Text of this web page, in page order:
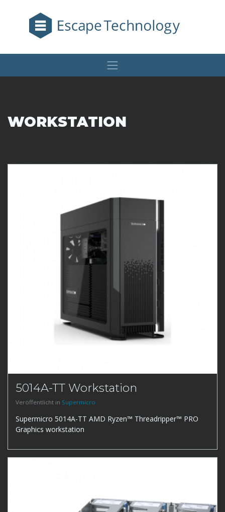
WORKSTATION
5014A-TT Workstation
Veröffentlicht in Supermicro
Supermicro 5014A-TT AMD Ryzen™ Threadripper™ PRO
Graphics workstation